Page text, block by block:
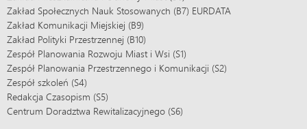
Zakład Społecznych Nauk Stosowanych (B7) EURDATA
Zakład Komunikacji Miejskiej (B9)
Zakład Polityki Przestrzennej (B10)
Zespół Planowania Rozwoju Miast i Wsi (S1)
Zespół Planowania Przestrzennego i Komunikacji (S2)
Zespół szkoleń (S4)
Redakcja Czasopism (S5)
Centrum Doradztwa Rewitalizacyjnego (S6)